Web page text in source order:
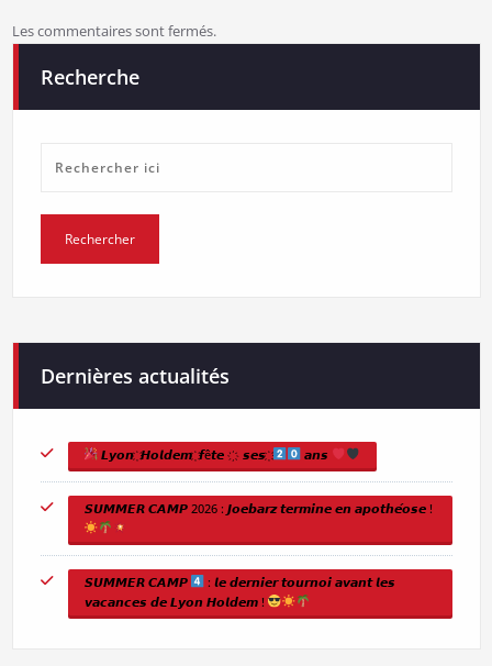
Les commentaires sont fermés.
Recherche
Dernières actualités
𝙇𝙮𝙤𝙣 ҉ 𝙃𝙤𝙡𝙙𝙚𝙢 ҉ 𝙛ê𝙩𝙚 ҉ 𝙨𝙚𝙨 ҉ 𝙖𝙣𝙨
𝙎𝙐𝙈𝙈𝙀𝙍 𝘾𝘼𝙈𝙋 2026 : 𝙅𝙤𝙚𝙗𝙖𝙧𝙯 𝙩𝙚𝙧𝙢𝙞𝙣𝙚 𝙚𝙣 𝙖𝙥𝙤𝙩𝙝𝙚́𝙤𝙨𝙚 !
𝙎𝙐𝙈𝙈𝙀𝙍 𝘾𝘼𝙈𝙋
: 𝙡𝙚 𝙙𝙚𝙧𝙣𝙞𝙚𝙧 𝙩𝙤𝙪𝙧𝙣𝙤𝙞 𝙖𝙫𝙖𝙣𝙩 𝙡𝙚𝙨
𝙫𝙖𝙘𝙖𝙣𝙘𝙚𝙨 𝙙𝙚 𝙇𝙮𝙤𝙣 𝙃𝙤𝙡𝙙𝙚𝙢 !